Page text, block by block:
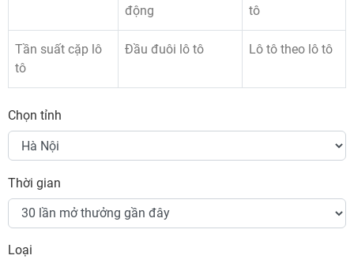
động
tô
Tần suất cặp lô
tô
Đầu đuôi lô tô Lô tô theo lô tô
Chọn tỉnh
Thời gian
Loại